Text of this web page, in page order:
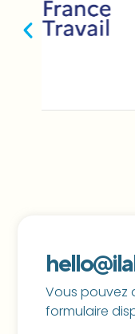
Vous pouvez
formulaire